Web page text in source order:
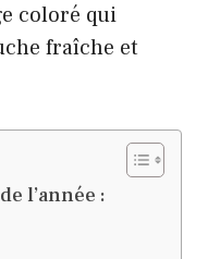
coloré qui
fraîche et
l’année :